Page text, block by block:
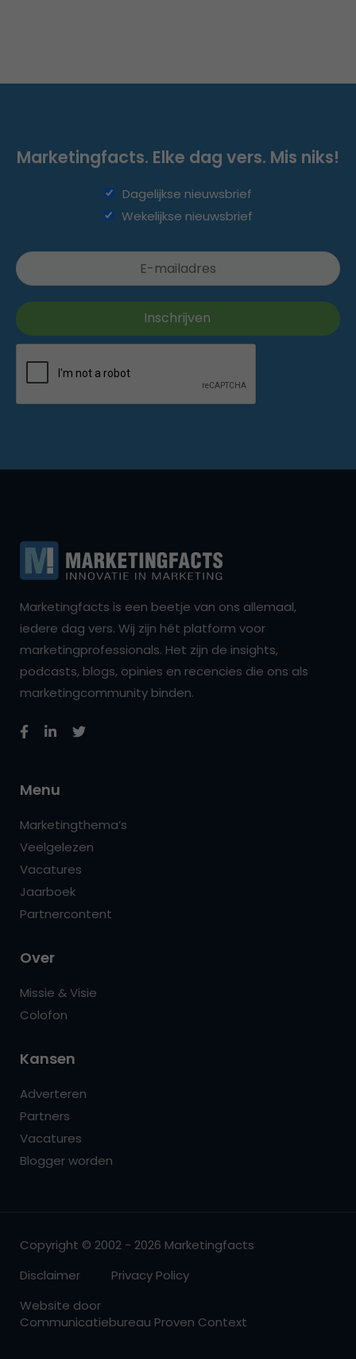
Marketingfacts. Elke dag vers. Mis niks!
Dagelijkse nieuwsbrief
Wekelijkse nieuwsbrief
Marketingfacts is een beetje van ons allemaal,
iedere dag vers. Wij zijn hét platform voor
marketingprofessionals. Het zijn de insights,
podcasts, blogs, opinies en recencies die ons als
marketingcommunity binden.
Menu
Marketingthema’s
Veelgelezen
Vacatures
Jaarboek
Partnercontent
Over
Missie & Visie
Colofon
Kansen
Adverteren
Partners
Vacatures
Blogger worden
Copyright © 2002 - 2026 Marketingfacts
Disclaimer
Privacy Policy
Website door
Communicatiebureau Proven Context